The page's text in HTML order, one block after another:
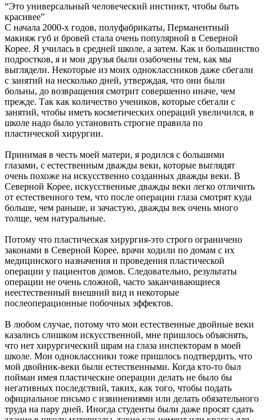
“Это универсальный человеческий инстинкт, чтобы быть
красивее”
С начала 2000-х годов, полуфабрикаты, Перманентный
макияж губ и бровей стала очень популярной в Северной
Корее. Я училась в средней школе, а затем. Как и большинство
подростков, я и мои друзья были озабочены тем, как мы
выглядели. Некоторые из моих одноклассников даже сбегали
с занятий на несколько дней, утверждая, что они были
больны, до возвращения смотрит совершенно иначе, чем
прежде. Так как количество учеников, которые сбегали с
занятий, чтобы иметь косметических операций увеличился, в
школе надо было установить строгие правила по
пластической хирургии.
Принимая в честь моей матери, я родился с большими
глазами, с естественным дважды веки, которые выглядят
очень похоже на искусственно созданных дважды веки. В
Северной Корее, искусственные дважды веки легко отличить
от естественного тем, что после операции глаза смотрят куда
больше, чем раньше, и зачастую, дважды век очень много
толще, чем натуральные.
Потому что пластическая хирургия-это строго ограничено
законами в Северной Корее, врачи ходили по домам с их
медицинского назначения и проведения пластической
операции у пациентов домов. Следовательно, результаты
операции не очень сложной, часто заканчивающиеся
неестественный внешний вид и некоторые
послеоперационные побочных эффектов.
В любом случае, потому что мои естественные двойные веки
казались слишком искусственной, мне пришлось объяснять,
что нет хирургический шрам на глаза инспекторам в моей
школе. Мои одноклассники тоже пришлось подтвердить, что
мой двойник-веки были естественными. Когда кто-то был
пойман имея пластические операции делать не было бы
негативных последствий, таких, как того, чтобы подать
официальное письмо с извинениями или делать обязательного
труда на пару дней. Иногда студенты были даже просят сдать